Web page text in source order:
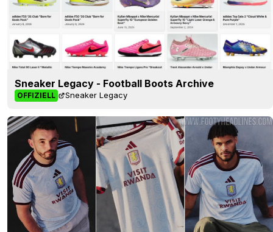
Sneaker Legacy - Football Boots Archive
OFFIZIELL Sneaker Legacy